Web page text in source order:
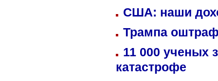
США: наши
Трампа
11 000 ученых
катастрофе